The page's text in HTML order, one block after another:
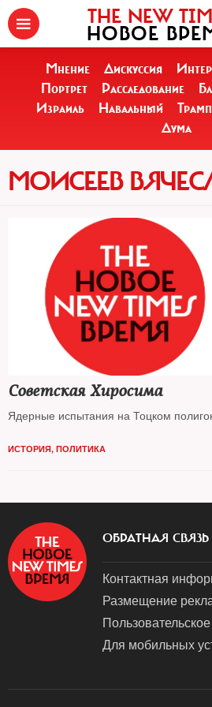
THE NEW
НОВОЕ
Мнение Дискуссия
Портрет
Расследование
Израиль
Навальный Трамп
Дума
МОИСЕЕВ
Советская Хиросима
Ядерные испытания на Тоцком
ИСТОРИЯ, ПОЛИТИКА
ОБРАТНАЯ СВЯЗЬ
Контактная
Размещение
Для мобильных